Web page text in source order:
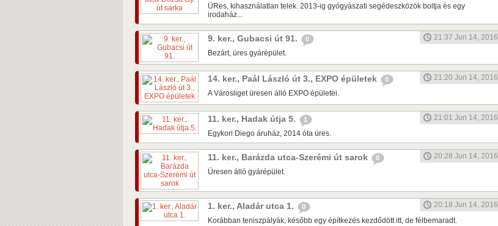
ÜRes, kihasználatlan telek. 2013-ig gyógyászati segédeszközök boltja és egy
irodaház...
9. ker., Gubacsi út 91. 0
21:37 Jun 14, 2016
Bezárt, üres gyárépület.
14. ker., Paál László út 3., EXPO épületek 0
21:20 Jun 14, 2016
A Városliget üresen álló EXPO épületei.
11. ker., Hadak útja 5. 1
21:01 Jun 14, 2016
Egykori Diego áruház, 2014 óta üres.
11. ker., Barázda utca-Szerémi út sarok 0
20:28 Jun 14, 2016
Üresen álló gyárépület.
1. ker., Aladár utca 1. 0
20:18 Jun 14, 2016
Korábban teniszpályák, később egy építkezés kezdődött itt, de félbemaradt.